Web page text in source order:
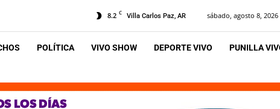
8.2 C Villa Carlos Paz, AR sábado, agosto 8, 2026
POLÍTICA VIVO SHOW DEPORTE VIVO PUNILLA